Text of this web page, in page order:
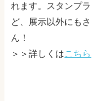
れます。スタンプ
ど、展示以外にも
ん！
＞＞詳しくはこちら